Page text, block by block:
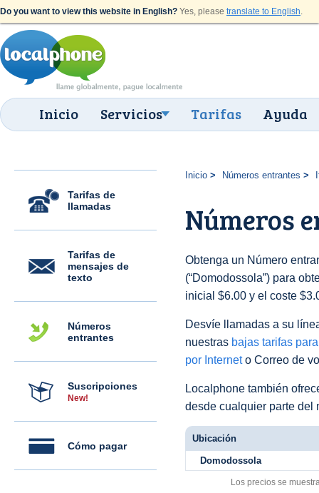
Do you want to view this website in English? Yes, please translate to English.
Inicio Servicios Tarifas Ayuda
Tarifas de
llamadas
Tarifas de
mensajes de
texto
Números
entrantes
Suscripciones
New!
Cómo pagar
Inicio Números entrantes
Números
Obtenga un Número
(“Domodossola”) para
inicial $6.00 y el coste
Desvíe llamadas a su
nuestras bajas tarifas
por Interneto Correo de
Localphone también
desde cualquier parte del
Ubicación
Domodossola
Los precios se